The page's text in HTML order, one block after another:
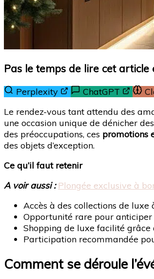
Pas le temps de lire cet
Perplexity ChatGPT
Le rendez-vous tant attendu des
une occasion unique de dénicher
des préoccupations, ces promotions
des objets d’exception.
Ce qu’il faut retenir
A voir aussi : Plongée exclusive à
Accès à des collections de
Opportunité rare pour anticiper
Shopping de luxe facilité grâce
Participation recommandée
Comment se déroule